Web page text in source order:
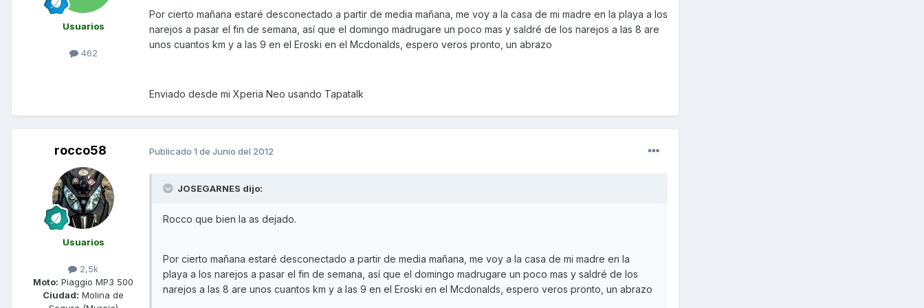
Usuarios
462
Por cierto mañana estaré desconectado a partir de media mañana, me voy a la casa de mi madre en la playa a los
narejos a pasar el fin de semana, así que el domingo madrugare un poco mas y saldré de los narejos a las 8 are
unos cuantos km y a las 9 en el Eroski en el Mcdonalds, espero veros pronto, un abrazo
Enviado desde mi Xperia Neo usando Tapatalk
rocco58
Usuarios
2,5k
Moto: Piaggio MP3 500
Ciudad: Molina de
Publicado 1 de Junio del 2012
JOSEGARNES dijo:
Rocco que bien la as dejado.
Por cierto mañana estaré desconectado a partir de media mañana, me voy a la casa de mi madre en la
playa a los narejos a pasar el fin de semana, así que el domingo madrugare un poco mas y saldré de los
narejos a las 8 are unos cuantos km y a las 9 en el Eroski en el Mcdonalds, espero veros pronto, un abrazo